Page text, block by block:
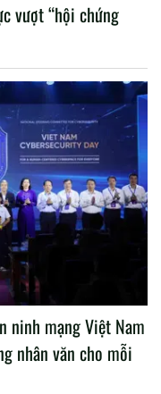
vượt “hội chứng
ninh mạng Việt Nam
nhân văn cho mỗi